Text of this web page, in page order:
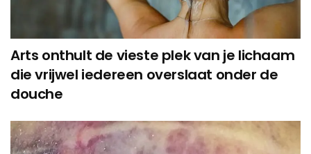
Arts onthult de vieste plek van je lichaam
die vrijwel iedereen overslaat onder de
douche